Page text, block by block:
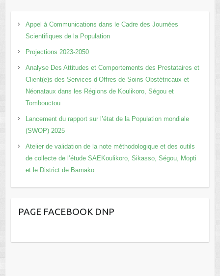
Appel à Communications dans le Cadre des Journées
Scientifiques de la Population
Projections 2023-2050
Analyse Des Attitudes et Comportements des Prestataires et
Client(e)s des Services d’Offres de Soins Obstétricaux et
Néonataux dans les Régions de Koulikoro, Ségou et
Tombouctou
Lancement du rapport sur l’état de la Population mondiale
(SWOP) 2025
Atelier de validation de la note méthodologique et des outils
de collecte de l’étude SAEKoulikoro, Sikasso, Ségou, Mopti
et le District de Bamako
PAGE FACEBOOK DNP